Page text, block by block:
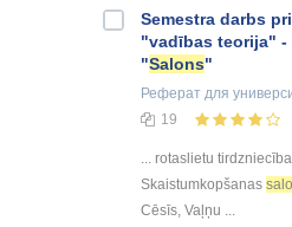
Semestra darbs
"vadības teorija" -
"Salons"
Реферат для
19
... rotaslietu
Skaistumkopšanas
Cēsīs, Vaļņu ...